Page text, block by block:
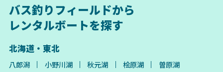
バス釣りフィールドから
レンタルボートを探す
北海道・東北
八郎潟 小野川湖 秋元湖 桧原湖 曽原湖